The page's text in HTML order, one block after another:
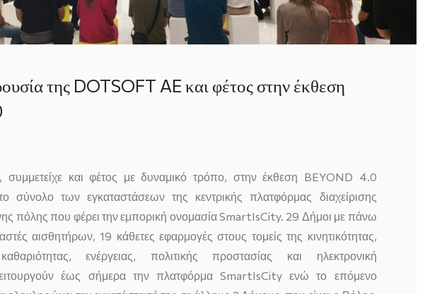
της DOTSOFT AE και φέτος στην έκθεση
και φέτος με δυναμικό τρόπο, στην έκθεση BEYOND 4.0
σύνολο των εγκαταστάσεων της κεντρικής πλατφόρμας διαχείρισης
πόλης που φέρει την εμπορική ονομασία SmartIsCity. 29 Δήμοι με πάνω
αισθητήρων, 19 κάθετες εφαρμογές στους τομείς της κινητικότητας,
ενέργειας, πολιτικής προστασίας και ηλεκτρονική
έως σήμερα την πλατφόρμα SmartIsCity ενώ το επόμενο